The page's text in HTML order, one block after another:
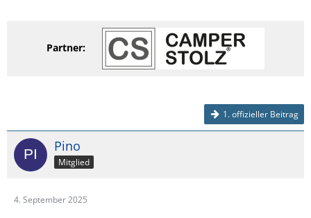
Partner:
1. offizieller Beitrag
Pino
Mitglied
4. September 2025